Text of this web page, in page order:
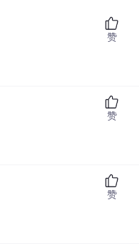
赞
赞
赞